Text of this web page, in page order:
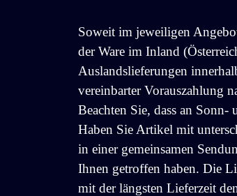
Soweit im jeweiligen
der Ware im Inland
Auslandslieferungen
vereinbarter Vorauszahlung
Beachten Sie, dass an
Haben Sie Artikel mit
in einer gemeinsamen
Ihnen getroffen haben. Die
mit der längsten Lieferzeit